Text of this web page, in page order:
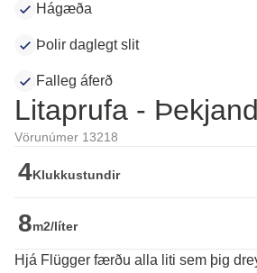
Hágæða
Þolir daglegt slit
Falleg áferð
Litaprufa -
Vörunúmer 13218
4Klukkustundir
8m2/líter
Hjá Flügger færðu alla liti sem þig